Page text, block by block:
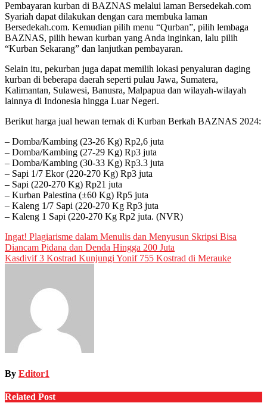
Pembayaran kurban di BAZNAS melalui laman Bersedekah.com
Syariah dapat dilakukan dengan cara membuka laman
Bersedekah.com. Kemudian pilih menu “Qurban”, pilih lembaga
BAZNAS, pilih hewan kurban yang Anda inginkan, lalu pilih
“Kurban Sekarang” dan lanjutkan pembayaran.
Selain itu, pekurban juga dapat memilih lokasi penyaluran daging
kurban di beberapa daerah seperti pulau Jawa, Sumatera,
Kalimantan, Sulawesi, Banusra, Malpapua dan wilayah-wilayah
lainnya di Indonesia hingga Luar Negeri.
Berikut harga jual hewan ternak di Kurban Berkah BAZNAS 2024:
– Domba/Kambing (23-26 Kg) Rp2,6 juta
– Domba/Kambing (27-29 Kg) Rp3 juta
– Domba/Kambing (30-33 Kg) Rp3.3 juta
– Sapi 1/7 Ekor (220-270 Kg) Rp3 juta
– Sapi (220-270 Kg) Rp21 juta
– Kurban Palestina (±60 Kg) Rp5 juta
– Kaleng 1/7 Sapi (220-270 Kg Rp3 juta
– Kaleng 1 Sapi (220-270 Kg Rp2 juta. (NVR)
Post
navigation
Ingat! Plagiarisme dalam Menulis dan Menyusun Skripsi Bisa
Diancam Pidana dan Denda Hingga 200 Juta
Kasdivif 3 Kostrad Kunjungi Yonif 755 Kostrad di Merauke
By Editor1
Related Post